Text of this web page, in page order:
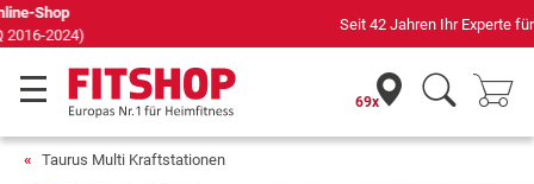
Seit 42 Jahren Ihr Experte für Heimfitness
69x
Taurus Multi Kraftstationen